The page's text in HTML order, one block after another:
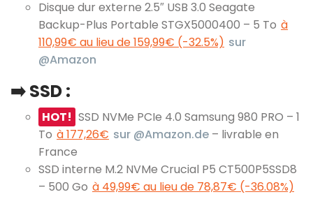
Disque dur externe 2.5″ USB 3.0 Seagate
Backup-Plus Portable STGX5000400 – 5 To à
110,99€ au lieu de 159,99€ (-32.5%) sur
@Amazon
➡️ SSD :
HOT! SSD NVMe PCIe 4.0 Samsung 980 PRO – 1
To à 177,26€ sur @Amazon.de – livrable en
France
SSD interne M.2 NVMe Crucial P5 CT500P5SSD8
– 500 Go à 49,99€ au lieu de 78,87€ (-36.08%)